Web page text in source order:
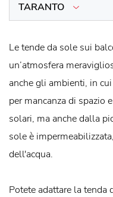
TARANTO
Le tende da sole sui
un’atmosfera
anche gli ambienti, in
per mancanza di spazio
solari, ma anche dalla
sole è
dell'acqua.
Potete adattare la